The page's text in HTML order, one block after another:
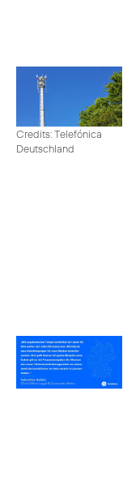
Credits: Telefónica
Deutschland